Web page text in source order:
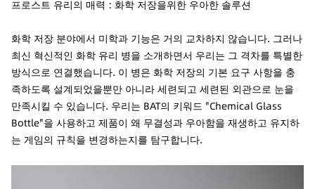
프로스트 유리의 매력 : 화학 저장을위한 우아한 솔루션
화학 저장 분야에서 미학과 기능은 거의 교차하지 않습니다. 그러나
최신 혁신적인 화학 유리 병을 소개하면서 우리는 그 격차를 특별한
방식으로 연결했습니다. 이 병은 화학 저장의 기본 요구 사항을 충
족하도록 설계되었을뿐만 아니라 세련되고 세련된 외관으로 눈을
만족시킬 수 있습니다. 우리는 BAT의 키워드 "Chemical Glass
Bottle"을 사용하고 제품이 왜 무결성과 우아함을 재생하고 유지하
는 게임의 규칙을 변경하는지를 탐구합니다.